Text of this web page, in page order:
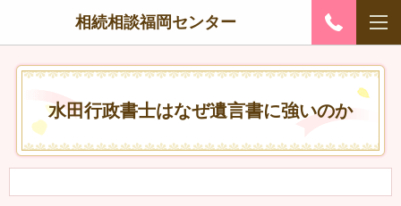
相続相談福岡センター
水田行政書士はなぜ遺言書に強いのか